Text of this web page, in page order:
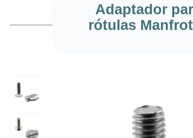
Adaptador
rótulas